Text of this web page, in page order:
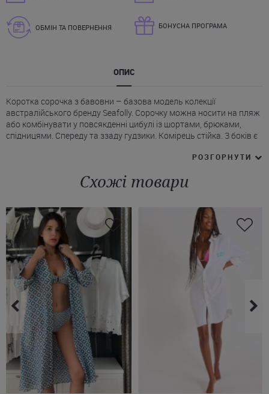
ОБМІН ТА ПОВЕРНЕННЯ БОНУСНА ПРОГРАМА
ОПИС
Коротка сорочка з бавовни – базова модель колекції
австралійського бренду Seafolly. Сорочку можна носити на пляж
або комбінувати у повсякденні цибулі із шортами, брюками,
спідницями. Спереду та ззаду гудзики. Комірець стійка. З боків є
можете з доставкою у Дніпро або Миколаїв, а також будь-яке
РОЗГОРНУТИ
Схожі товари